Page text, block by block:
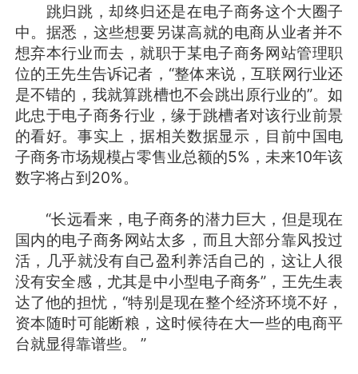
跳归跳，却终归还是在电子商务这个大圈子
中。据悉，这些想要另谋高就的电商从业者并不
想弃本行业而去，就职于某电子商务网站管理职
位的王先生告诉记者，“整体来说，互联网行业还
是不错的，我就算跳槽也不会跳出原行业的”。如
此忠于电子商务行业，缘于跳槽者对该行业前景
的看好。事实上，据相关数据显示，目前中国电
子商务市场规模占零售业总额的5%，未来10年该
数字将占到20%。
“长远看来，电子商务的潜力巨大，但是现在
国内的电子商务网站太多，而且大部分靠风投过
活，几乎就没有自己盈利养活自己的，这让人很
没有安全感，尤其是中小型电子商务”，王先生表
达了他的担忧，“特别是现在整个经济环境不好，
资本随时可能断粮，这时候待在大一些的电商平
台就显得靠谱些。 ”